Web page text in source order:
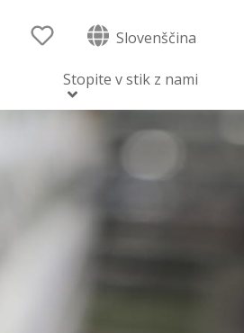
Slovenščina
Stopite v stik z nami